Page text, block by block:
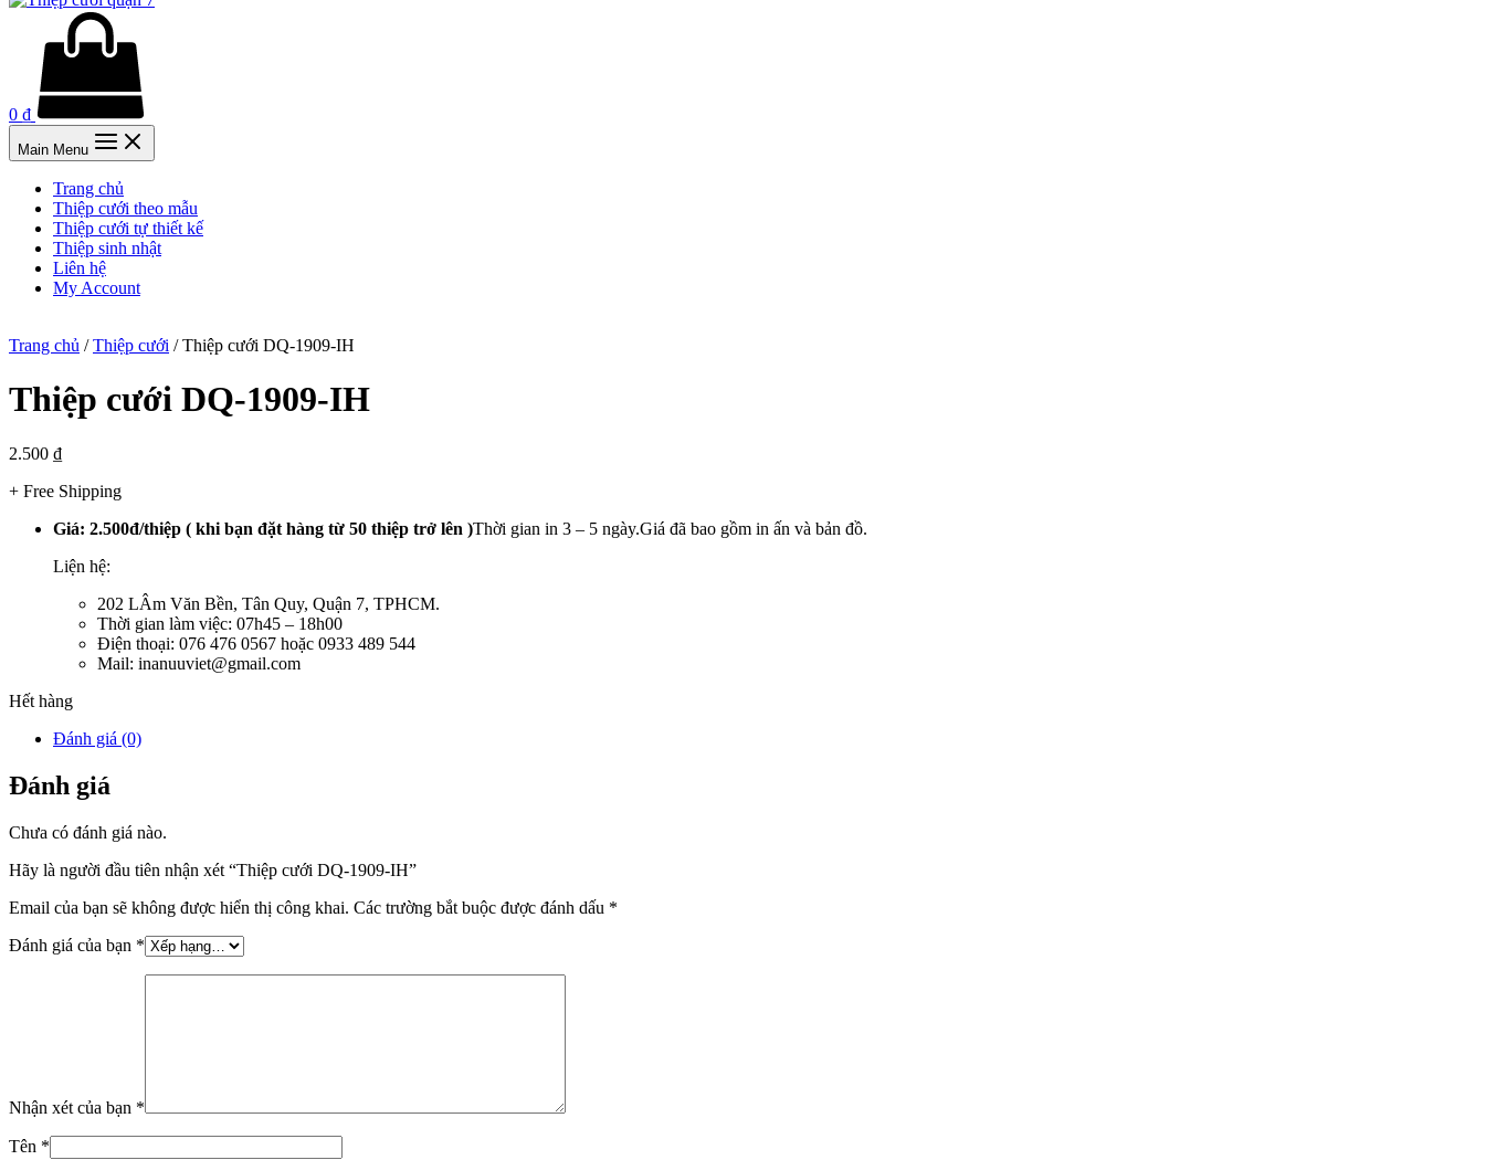
0 ₫
Main Menu
Trang chủ
Thiệp cưới theo mẫu
Thiệp cưới tự thiết kế
Thiệp sinh nhật
Liên hệ
My Account
Trang chủ /Thiệp cưới / Thiệp cưới DQ-1909-IH
Thiệp cưới DQ-1909-IH
2.500 ₫
+ Free Shipping
Giá: 2.500đ/thiệp ( khi bạn đặt hàng từ 50 thiệp trở lên )Thời gian in 3 – 5 ngày.Giá đã bao gồm in ấn và bản đồ.
Liện hệ:
202 LÂm Văn Bền, Tân Quy, Quận 7, TPHCM.
Thời gian làm việc: 07h45 – 18h00
Điện thoại: 076 476 0567 hoặc 0933 489 544
Mail: inanuuviet@gmail.com
Hết hàng
Đánh giá (0)
Đánh giá
Chưa có đánh giá nào.
Hãy là người đầu tiên nhận xét “Thiệp cưới DQ-1909-IH”
Email của bạn sẽ không được hiển thị công khai. Các trường bắt buộc được đánh dấu *
Đánh giá của bạn *
Nhận xét của bạn *
Tên *